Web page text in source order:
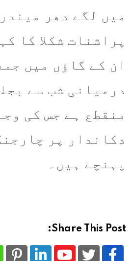
میں لگے دھر
پراشنات شکلا کا
ان کے گاؤں میں
درمیانی شب سے
منقطع ہے جس کی
دکاندار پر
پہنچے ہیں۔
Share This Post: